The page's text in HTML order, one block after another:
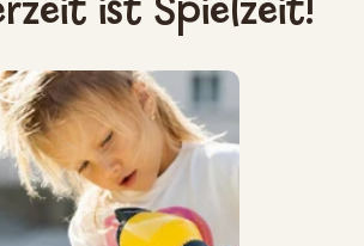
ist Spielzeit!